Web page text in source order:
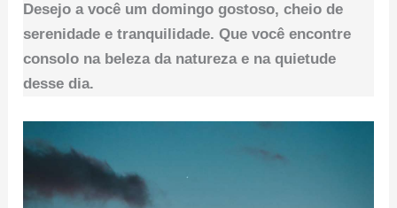
Desejo a você um domingo gostoso, cheio de
serenidade e tranquilidade. Que você encontre
consolo na beleza da natureza e na quietude
desse dia.